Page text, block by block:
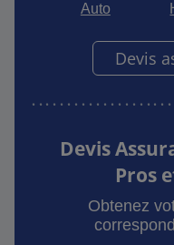
Auto
Devis
Devis
Pros
Obtenez